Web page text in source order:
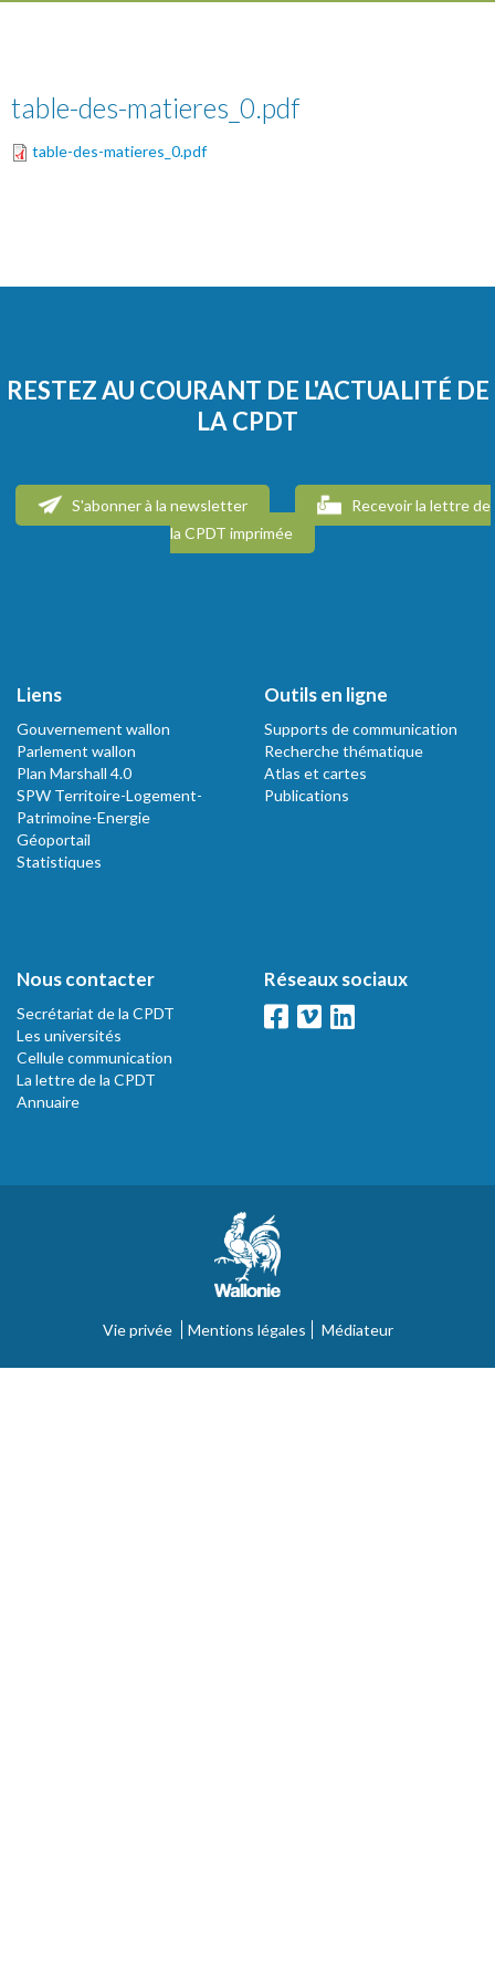
table-des-matieres_0.pdf
table-des-matieres_0.pdf
RESTEZ AU COURANT DE L'ACTUALITÉ DE
LA CPDT
S'abonner à la newsletter
Recevoir la lettre de
la CPDT imprimée
Liens
Gouvernement wallon
Parlement wallon
Plan Marshall 4.0
SPW Territoire-Logement-
Patrimoine-Energie
Géoportail
Statistiques
Outils en ligne
Supports de communication
Recherche thématique
Atlas et cartes
Publications
Nous contacter
Secrétariat de la CPDT
Les universités
Cellule communication
La lettre de la CPDT
Annuaire
Réseaux sociaux
Vie privée Mentions légales Médiateur